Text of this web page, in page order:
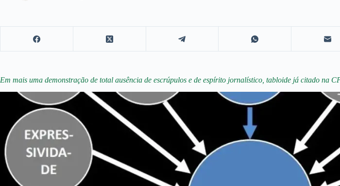
Em mais uma demonstração de total ausência de escrúpulos e de espírito jornalístico, tabloide já citado na